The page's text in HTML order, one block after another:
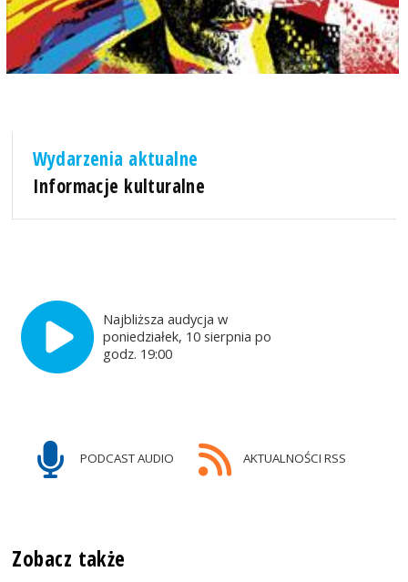
Wydarzenia aktualne
Informacje kulturalne
Najbliższa audycja w
poniedziałek, 10 sierpnia po
godz. 19:00
PODCAST AUDIO AKTUALNOŚCI RSS
Zobacz także